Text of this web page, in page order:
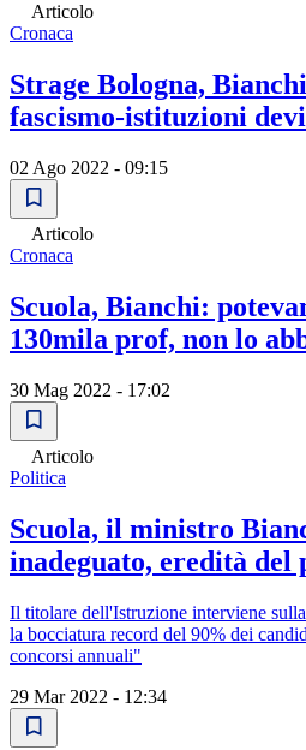
Articolo
Cronaca
Strage Bologna,
fascismo-istituzioni
02 Ago 2022 - 09:15
Articolo
Cronaca
Scuola, Bianchi:
130mila prof, non lo
30 Mag 2022 - 17:02
Articolo
Politica
Scuola, il ministro
inadeguato, eredità del
Il titolare dell'Istruzione interviene
la bocciatura record del 90% dei
concorsi annuali"
29 Mar 2022 - 12:34